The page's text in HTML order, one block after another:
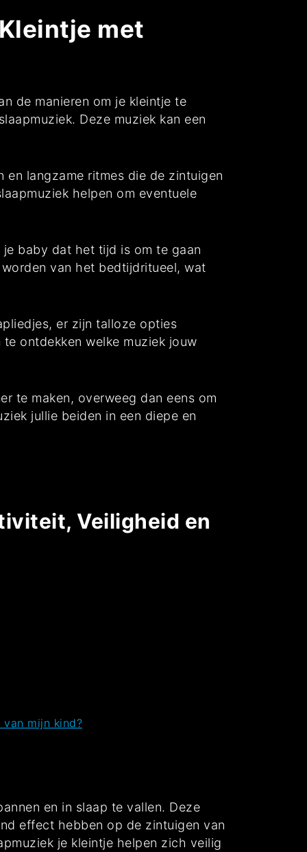
met
de manieren om je kleintje te
Deze muziek kan een
langzame ritmes die de zintuigen
helpen om eventuele
baby dat het tijd is om te gaan
van het bedtijdritueel, wat
er zijn talloze opties
ontdekken welke muziek jouw
te maken, overweeg dan eens om
jullie beiden in een diepe en
Veiligheid en
mijn kind?
en in slaap te vallen. Deze
effect hebben op de zintuigen van
je kleintje helpen zich veilig